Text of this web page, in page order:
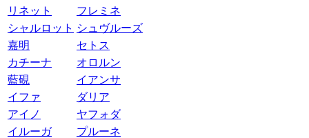
リネット
フレミネ
シャルロット シュヴルーズ
嘉明
セトス
カチーナ
オロルン
藍硯
イアンサ
イファ
ダリア
アイノ
ヤフォダ
イルーガ
プルーネ